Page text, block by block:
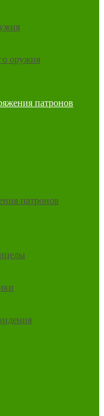
оружия
патронов
патронов